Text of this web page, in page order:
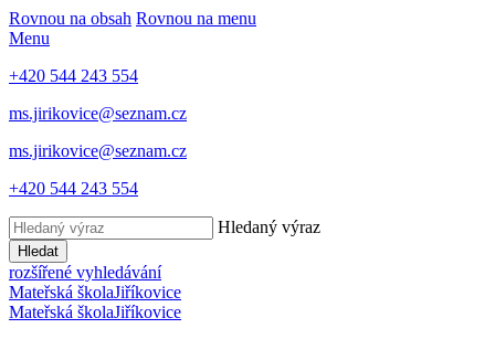
Rovnou na obsah Rovnou na menu
Menu
+420 544 243 554
ms.jirikovice@seznam.cz
ms.jirikovice@seznam.cz
+420 544 243 554
Hledaný výraz
Hledat
rozšířené vyhledávání
Mateřská školaJiříkovice
Mateřská školaJiříkovice